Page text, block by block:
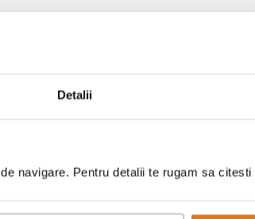
Detalii
navigare. Pentru detalii te rugam sa citesti
Scrie prima recenzie